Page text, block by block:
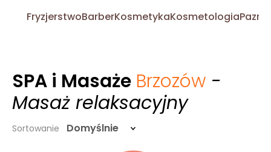
FryzjerstwoBarberKosmetykaKosmetologia
SPA i Masaże Brzozów -
Masaż relaksacyjny
Sortowanie Domyślnie